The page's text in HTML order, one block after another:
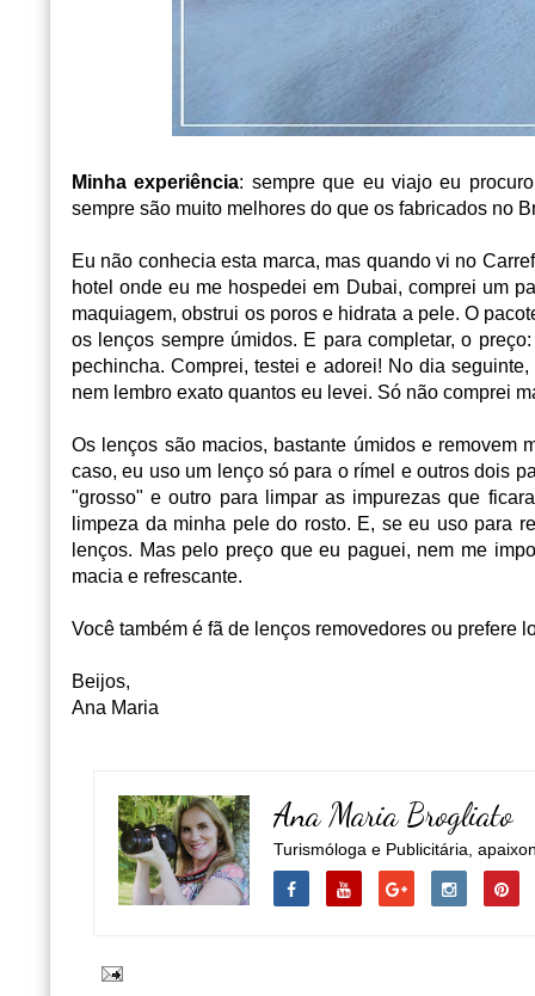
Minha experiência: sempre que eu viajo eu
sempre são muito melhores do que os fabricados no
Eu não conhecia esta marca, mas quando vi no
hotel onde eu me hospedei em Dubai, comprei um
maquiagem, obstrui os poros e hidrata a pele. O
os lenços sempre úmidos. E para completar, o
pechincha. Comprei, testei e adorei! No dia
nem lembro exato quantos eu levei. Só não comprei
Os lenços são macios, bastante úmidos e removem
caso, eu uso um lenço só para o rímel e outros dois
"grosso" e outro para limpar as impurezas que
limpeza da minha pele do rosto. E, se eu uso para
lenços. Mas pelo preço que eu paguei, nem me
macia e refrescante.
Você também é fã de lenços removedores ou prefere
Beijos,
Ana Maria
Ana Maria Brogliato
Turismóloga e Publicitária,